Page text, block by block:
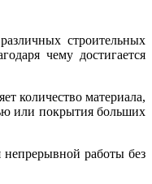
строительных
чему достигается
количество материала,
или покрытия больших
непрерывной работы без